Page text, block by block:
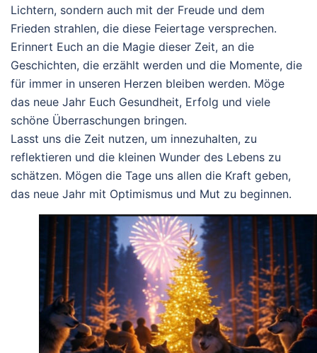
Lichtern, sondern auch mit der Freude und dem
Frieden strahlen, die diese Feiertage versprechen.
Erinnert Euch an die Magie dieser Zeit, an die
Geschichten, die erzählt werden und die Momente, die
für immer in unseren Herzen bleiben werden. Möge
das neue Jahr Euch Gesundheit, Erfolg und viele
schöne Überraschungen bringen.
Lasst uns die Zeit nutzen, um innezuhalten, zu
reflektieren und die kleinen Wunder des Lebens zu
schätzen. Mögen die Tage uns allen die Kraft geben,
das neue Jahr mit Optimismus und Mut zu beginnen.